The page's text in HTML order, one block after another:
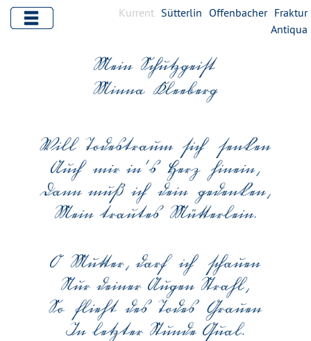
Kurrent Sütterlin Offenbacher Fraktur
Antiqua